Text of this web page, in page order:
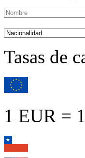
Tasas de
1 EUR =